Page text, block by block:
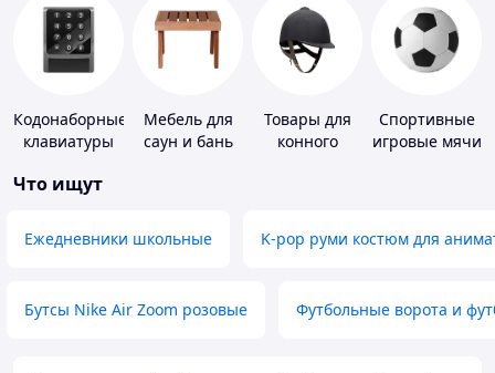
Кодонаборные
клавиатуры
Мебель для
саун и бань
Товары для
конного
Спортивные
игровые мячи
Что ищут
Ежедневники школьные K-pop руми костюм для
Бутсы Nike Air Zoom розовые Футбольные ворота и